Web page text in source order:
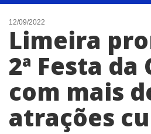
CIDADES
EVENTOS
EMPREGO
ANIVERSÁRIO DAS CIDADES
ANUNCIE
CONTATO
12/09/2022
Limeira
2ª Festa da
com mais
atrações